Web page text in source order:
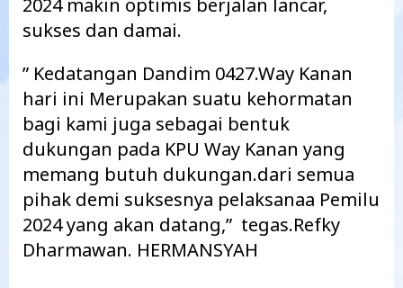
2024 makin optimis berjalan lancar,
sukses dan damai.
” Kedatangan Dandim 0427.Way Kanan
hari ini Merupakan suatu kehormatan
bagi kami juga sebagai bentuk
dukungan pada KPU Way Kanan yang
memang butuh dukungan.dari semua
pihak demi suksesnya pelaksanaa Pemilu
2024 yang akan datang,” tegas.Refky
Dharmawan. HERMANSYAH